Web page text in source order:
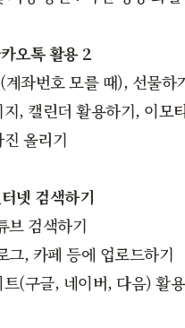
오톡 활용 2
계좌번호 모를 때), 선물하
, 캘린더 활용하기, 이모
올리기
넷 검색하기
브 검색하기
그, 카페 등에 업로드하기
트(구글, 네이버, 다음) 활